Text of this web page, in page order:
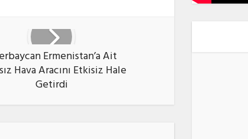
Ermenistan’a Ait
Hava Aracını Etkisiz Hale
Getirdi